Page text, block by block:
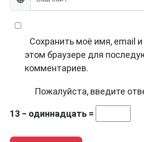
Сохранить моё имя, email
этом браузере для
комментариев.
Пожалуйста, введите
13 − одиннадцать =